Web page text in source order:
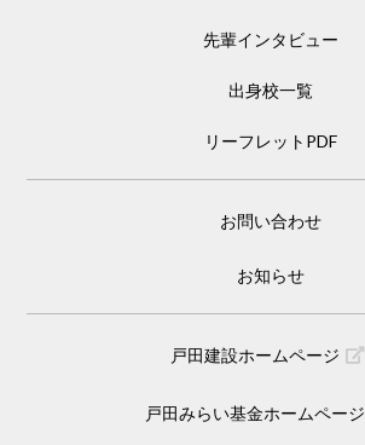
先輩インタビュー
出身校一覧
リーフレットPDF
お問い合わせ
お知らせ
戸田建設ホームページ
戸田みらい基金ホームページ